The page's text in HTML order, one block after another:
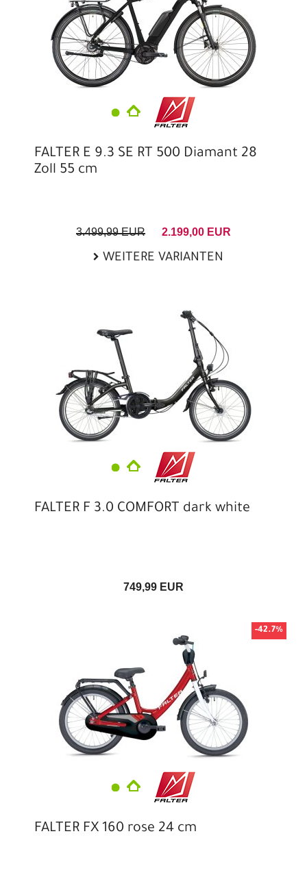
FALTER E 9.3 SE RT 500 Diamant 28
Zoll 55 cm
3.499,99 EUR 2.199,00 EUR
WEITERE VARIANTEN
FALTER F 3.0 COMFORT dark white
749,99 EUR
-42.7%
FALTER FX 160 rose 24 cm